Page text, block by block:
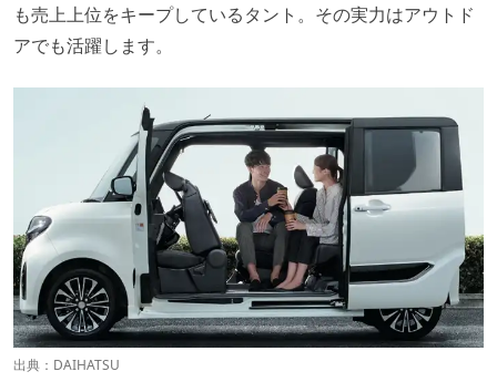
も売上上位をキープしているタント。その実力はアウトド
アでも活躍します。
出典： DAIHATSU